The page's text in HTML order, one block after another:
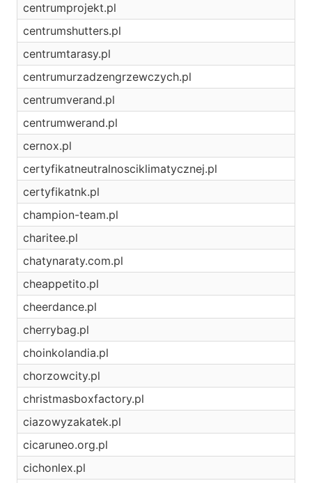
centrumprojekt.pl
centrumshutters.pl
centrumtarasy.pl
centrumurzadzengrzewczych.pl
centrumverand.pl
centrumwerand.pl
cernox.pl
certyfikatneutralnosciklimatycznej.pl
certyfikatnk.pl
champion-team.pl
charitee.pl
chatynaraty.com.pl
cheappetito.pl
cheerdance.pl
cherrybag.pl
choinkolandia.pl
chorzowcity.pl
christmasboxfactory.pl
ciazowyzakatek.pl
cicaruneo.org.pl
cichonlex.pl